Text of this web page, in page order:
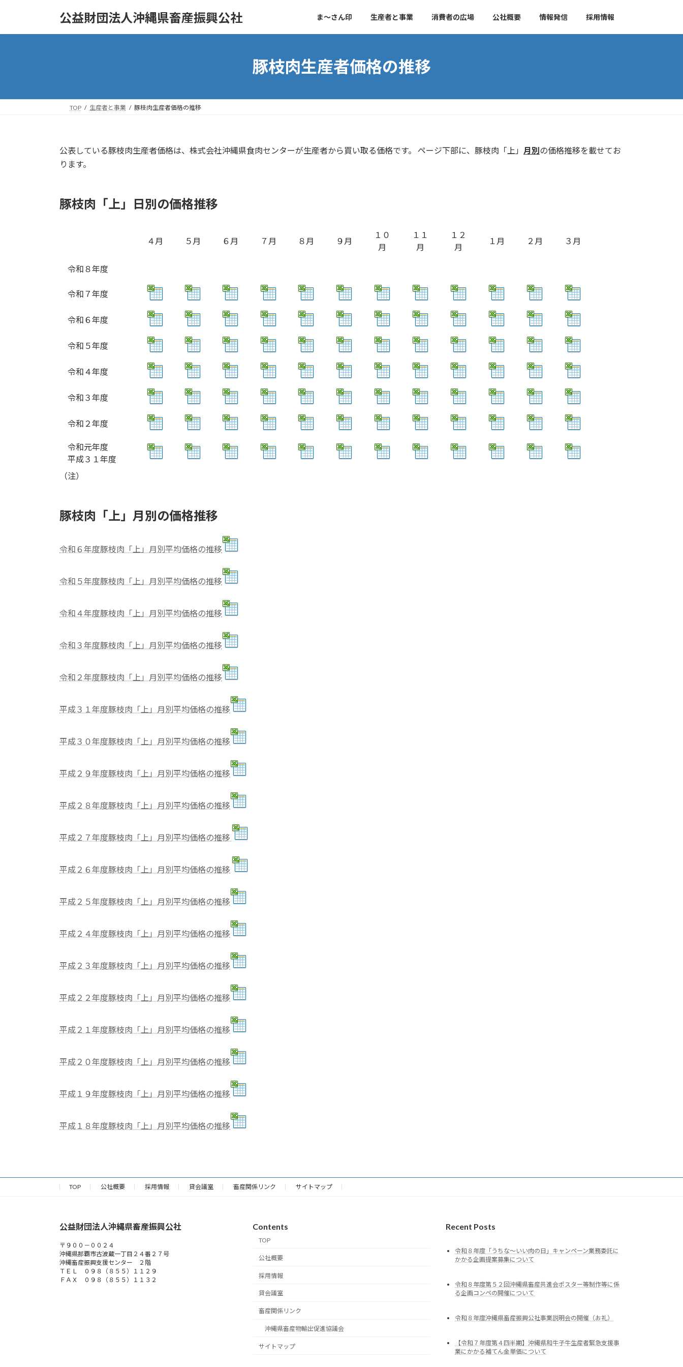
公益財団法人沖縄県畜産振興公社 ま～さん印 生産者と事業 消費者の広場 公社概要 情報発信 採用情報
豚枝肉生産者価格の推移
TOP 生産者と事業 豚枝肉生産者価格の推移
公表している豚枝肉生産者価格は、株式会社沖縄県食肉センターが生産者から買い取る価格です。 ページ下部に、豚枝肉「上」 月別の価格推移を載せてお
ります。
豚枝肉「上」日別の価格推移
４月 ５月 ６月 ７月 ８月 ９月
１０
月
１１
月
１２
月
１月 ２月 ３月
令和８年度
令和７年度
令和６年度
令和５年度
令和４年度
令和３年度
令和２年度
令和元年度
平成３１年度
（注）
豚枝肉「上」月別の価格推移
令和６年度豚枝肉「上」月別平均価格の推移
令和５年度豚枝肉「上」月別平均価格の推移
令和４年度豚枝肉「上」月別平均価格の推移
令和３年度豚枝肉「上」月別平均価格の推移
令和２年度豚枝肉「上」月別平均価格の推移
平成３１年度豚枝肉「上」月別平均価格の推移
平成３０年度豚枝肉「上」月別平均価格の推移
平成２９年度豚枝肉「上」月別平均価格の推移
平成２８年度豚枝肉「上」月別平均価格の推移
平成２７年度豚枝肉「上」月別平均価格の推移
平成２６年度豚枝肉「上」月別平均価格の推移
平成２５年度豚枝肉「上」月別平均価格の推移
平成２４年度豚枝肉「上」月別平均価格の推移
平成２３年度豚枝肉「上」月別平均価格の推移
平成２２年度豚枝肉「上」月別平均価格の推移
平成２１年度豚枝肉「上」月別平均価格の推移
平成２０年度豚枝肉「上」月別平均価格の推移
平成１９年度豚枝肉「上」月別平均価格の推移
平成１８年度豚枝肉「上」月別平均価格の推移
TOP 公社概要 採用情報 貸会議室 畜産関係リンク サイトマップ
公益財団法人沖縄県畜産振興公社
〒９００－００２４
沖縄県那覇市古波蔵一丁目２４番２７号
沖縄畜産振興支援センター ２階
ＴＥＬ ０９８（８５５）１１２９
ＦＡＸ ０９８（８５５）１１３２
Contents
TOP
公社概要
採用情報
貸会議室
畜産関係リンク
沖縄県畜産物輸出促進協議会
サイトマップ
Recent Posts
令和８年度「うちな～いい肉の日」キャンペーン業務委託に
かかる企画提案募集について
令和８年度第５２回沖縄県畜産共進会ポスター等制作等に係
る企画コンペの開催について
令和８年度沖縄県畜産振興公社事業説明会の開催（お礼）
【令和７年度第４四半期】沖縄県和牛子牛生産者緊急支援事
業にかかる補てん金単価について